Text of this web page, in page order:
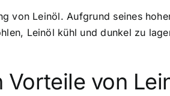
von Leinöl. Aufgrund seines
Leinöl kühl und dunkel zu
von